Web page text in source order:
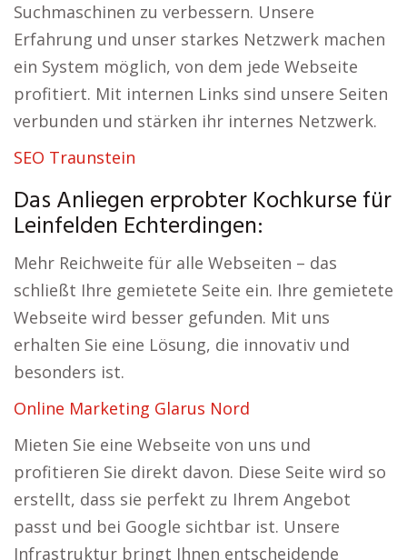
Suchmaschinen zu verbessern. Unsere
Erfahrung und unser starkes Netzwerk machen
ein System möglich, von dem jede Webseite
profitiert. Mit internen Links sind unsere Seiten
verbunden und stärken ihr internes Netzwerk.
SEO Traunstein
Das Anliegen erprobter Kochkurse für
Leinfelden Echterdingen:
Mehr Reichweite für alle Webseiten – das
schließt Ihre gemietete Seite ein. Ihre gemietete
Webseite wird besser gefunden. Mit uns
erhalten Sie eine Lösung, die innovativ und
besonders ist.
Online Marketing Glarus Nord
Mieten Sie eine Webseite von uns und
profitieren Sie direkt davon. Diese Seite wird so
erstellt, dass sie perfekt zu Ihrem Angebot
passt und bei Google sichtbar ist. Unsere
Infrastruktur bringt Ihnen entscheidende